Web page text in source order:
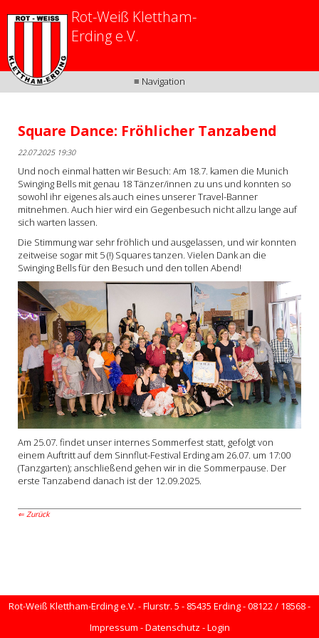
≡ Navigation
Rot-Weiß Klettham-
Erding e.V.
Square Dance: Fröhlicher Tanzabend
22.07.2025 19:30
Und noch einmal hatten wir Besuch: Am 18.7. kamen die Munich
Swinging Bells mit genau 18 Tänzer/innen zu uns und konnten so
sowohl ihr eigenes als auch eines unserer Travel-Banner
mitnehmen. Auch hier wird ein Gegenbesuch nicht allzu lange auf
sich warten lassen.
Die Stimmung war sehr fröhlich und ausgelassen, und wir konnten
zeitweise sogar mit 5 (!) Squares tanzen. Vielen Dank an die
Swinging Bells für den Besuch und den tollen Abend!
Am 25.07. findet unser internes Sommerfest statt, gefolgt von
einem Auftritt auf dem Sinnflut-Festival Erding am 26.07. um 17:00
(Tanzgarten); anschließend gehen wir in die Sommerpause. Der
erste Tanzabend danach ist der 12.09.2025.
Zurück
Rot-Weiß Klettham-Erding e.V. - Flurstr. 5 - 85435 Erding - 08122 / 18568 -
Impressum -Datenschutz -Login